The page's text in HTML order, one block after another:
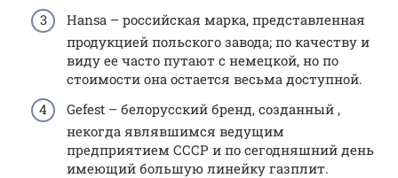
Hansa – российская марка, представленная
продукцией польского завода; по качеству и
виду ее часто путают с немецкой, но по
стоимости она остается весьма доступной.
Gefest – белорусский бренд, созданный ,
некогда являвшимся ведущим
предприятием СССР и по сегодняшний день
имеющий большую линейку газплит.